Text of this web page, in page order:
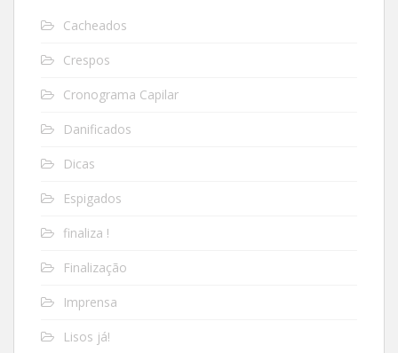
Cacheados
Crespos
Cronograma Capilar
Danificados
Dicas
Espigados
finaliza !
Finalização
Imprensa
Lisos já!